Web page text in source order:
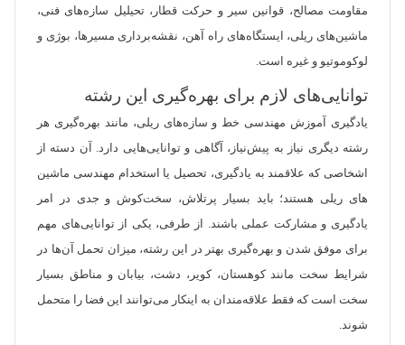
مقاومت مصالح، قوانین سیر و حرکت قطار، تحیلیل سازه‌های فنی،
ماشین‌های ریلی، ‌ایستگاه‌های راه آهن، نقشه‌برداری مسیر‌ها، بوژی و
لوکوموتیو و غیره است.
توانایی‌های لازم برای بهره‌گیری این رشته
یادگیری آموزش مهندسی خط و سازه‌های ریلی، مانند بهره‌گیری هر
رشته دیگری نیاز به پیش‌نیاز، آگاهی و توانایی‌هایی دارد. آن دسته از
اشخاصی که علاقمند به یادگیری، تحصیل یا استخدام مهندسی ماشین
های ریلی هستند؛ باید بسیار پرتلاش، سخت‌کوش و جدی در امر
یادگیری و مشارکت عملی باشند. از طرفی، یکی از توانایی‌های مهم
برای موفق شدن و بهره‌گیری بهتر در این رشته، میزان تحمل آن‌ها در
شرایط سخت مانند کوهستان، کویر، دشت، بیابان و مناطق بسیار
سخت است که فقط علاقه‌مندان به اینکار می‌توانند این فضا را متحمل
شوند.